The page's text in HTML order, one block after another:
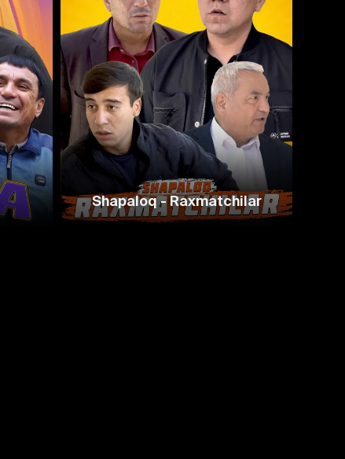
Shapaloq - Raxmatchilar